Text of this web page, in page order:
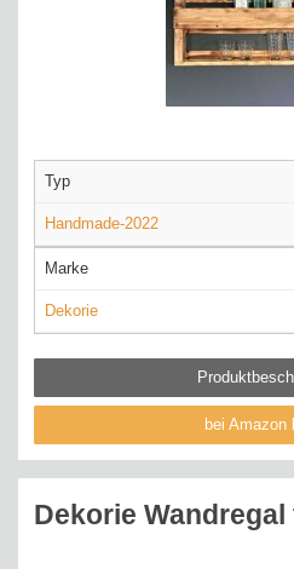
Typ
Handmade-2022
Marke
Dekorie
bei Amazon
Dekorie